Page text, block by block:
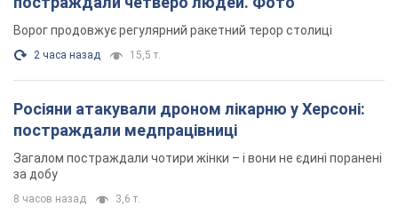
Ворог продовжує регулярний ракетний терор столиці
2 часа назад 15,5 т.
Росіяни атакували дроном лікарню у Херсоні:
постраждали медпрацівниці
Загалом постраждали чотири жінки – і вони не єдині поранені
за добу
8 часов назад 3,6 т.